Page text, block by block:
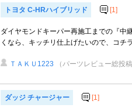
トヨタ C-HRハイブリッド [1]
ダイヤモンドキーパー再施工までの『中
くなら、キッチリ仕上げたいので、コチ
ＴＡＫＵ1223 （パーツレビュー総投
ダッジ チャージャー [1]